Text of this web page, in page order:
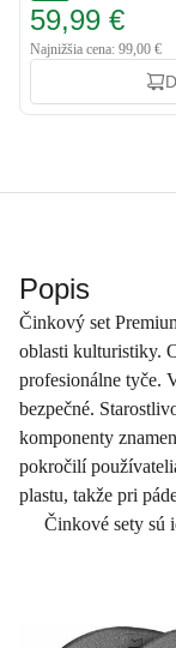
59,99 €
Najnižšia cena: 99,00 €
Popis
Činkový set
oblasti kulturistiky.
profesionálne tyče.
bezpečné.
komponenty
pokročilí
plastu, takže pri
Činkové sety sú